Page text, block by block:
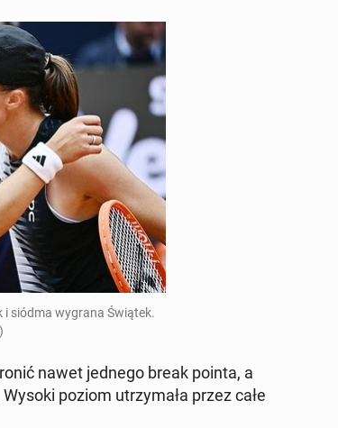
i siódma wygrana Świątek.
nawet jednego break pointa, a
poziom utrzy­mała przez całe